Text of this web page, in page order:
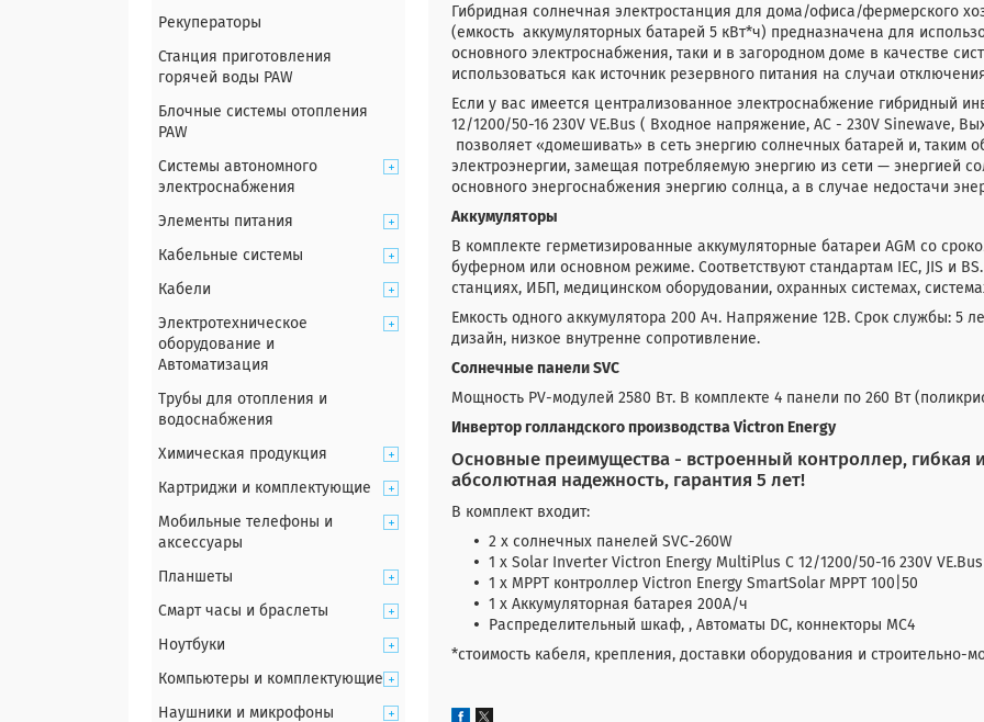
Гибридная солнечная электростанция для дома/офиса/фермерского
(емкость аккумуляторных батарей 5 кВт*ч) предназначена для
основного электроснабжения, таки и в загородном доме в качестве
использоваться как источник резервного питания на случаи
Если у вас имеется централизованное электроснабжение гибридный
12/1200/50-16 230V VE.Bus ( Входное напряжение, AC - 230V Sinewave,
позволяет «домешивать» в сеть энергию солнечных батарей и, таким
электроэнергии, замещая потребляемую энергию из сети — энергией
основного энергоснабжения энергию солнца, а в случае недостачи
Аккумуляторы
В комплекте герметизированные аккумуляторные батареи AGM со
буферном или основном режиме. Соответствуют стандартам IEC, JIS и
станциях, ИБП, медицинском оборудовании, охранных системах,
Емкость одного аккумулятора 200 Ач. Напряжение 12В. Срок службы: 5
дизайн, низкое внутренне сопротивление.
Солнечные панели SVC
Мощность PV-модулей 2580 Вт. В комплекте 4 панели по 260 Вт
Инвертор голландского производства Victron Energy
Основные преимущества - встроенный контроллер, гибкая
абсолютная надежность, гарантия 5 лет!
В комплект входит:
2 x солнечных панелей SVC-260W
1 x Solar Inverter Victron Energy MultiPlus C 12/1200/50-16 230V VE.Bus
1 x MPPT контроллер Victron Energy SmartSolar MPPT 100|50
1 x Аккумуляторная батарея 200А/ч
Распределительный шкаф, , Автоматы DC, коннекторы МС4
*стоимость кабеля, крепления, доставки оборудования и
Рекуператоры
Станция приготовления
горячей воды PAW
Блочные системы отопления
PAW
Системы автономного
электроснабжения
Элементы питания
Кабельные системы
Кабели
Электротехническое
оборудование и
Автоматизация
Трубы для отопления и
водоснабжения
Химическая продукция
Картриджи и комплектующие
Мобильные телефоны и
аксессуары
Планшеты
Смарт часы и браслеты
Ноутбуки
Компьютеры и комплектующие
Наушники и микрофоны